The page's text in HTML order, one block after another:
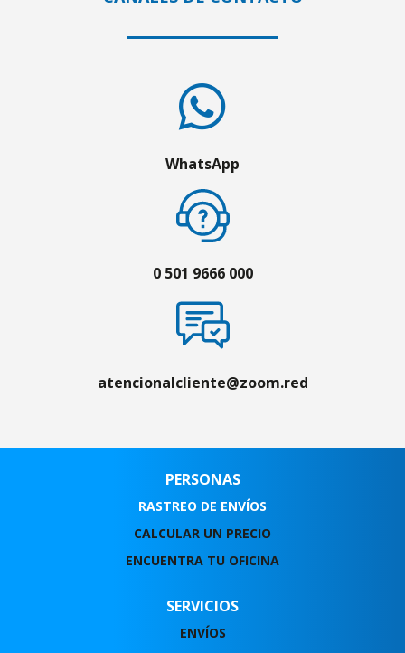
WhatsApp
0 501 9666 000
atencionalcliente@zoom.red
PERSONAS
RASTREO DE ENVÍOS
CALCULAR UN PRECIO
ENCUENTRA TU OFICINA
SERVICIOS
ENVÍOS